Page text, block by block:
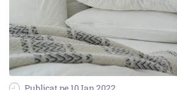
Publicat pe 10 Ian 2022